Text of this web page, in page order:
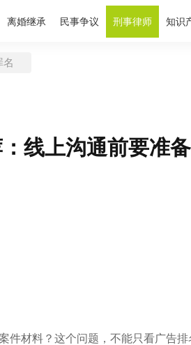
离婚继承 民事争议 刑事律师 知识
名
线上沟通前要准
材料？这个问题，不能只看广告排